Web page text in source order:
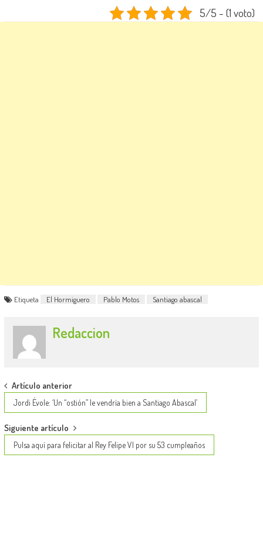
5/5 - (1 voto)
Etiqueta El Hormiguero Pablo Motos Santiago abascal
Redaccion
Post
navigation
Artículo anterior
Jordi Évole: ‘Un “ostión” le vendría bien a Santiago Abascal’
Siguiente artículo
Pulsa aquí para felicitar al Rey Felipe VI por su 53 cumpleaños